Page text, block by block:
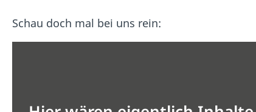
Schau doch mal bei uns rein: